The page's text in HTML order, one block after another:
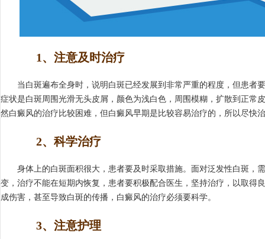
1、注意及时治疗
当白斑遍布全身时，说明白斑已经发展到非常严重的程度，但患者
症状是白斑周围光滑无头皮屑，颜色为浅白色，周围模糊，扩散到正常
然白癜风的治疗比较困难，但白癜风早期是比较容易治疗的，所以尽快
2、科学治疗
身体上的白斑面积很大，患者要及时采取措施。面对泛发性白斑，
变，治疗不能在短期内恢复，患者要积极配合医生，坚持治疗，以取得
成伤害，甚至导致白斑的传播，白癜风的治疗必须要科学。
3、注意护理